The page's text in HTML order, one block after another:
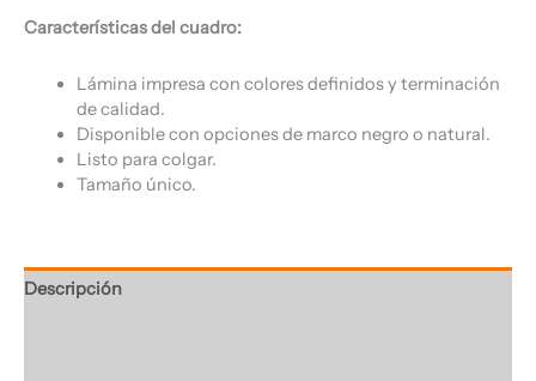
Características del cuadro:
Lámina impresa con colores definidos y terminación
de calidad.
Disponible con opciones de marco negro o natural.
Listo para colgar.
Tamaño único.
Descripción